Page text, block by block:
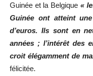
Guinée et la Belgique «
Guinée ont atteint
d’euros. Ils sont en
années ; l’intérêt des
croit élégamment de
félicitée.